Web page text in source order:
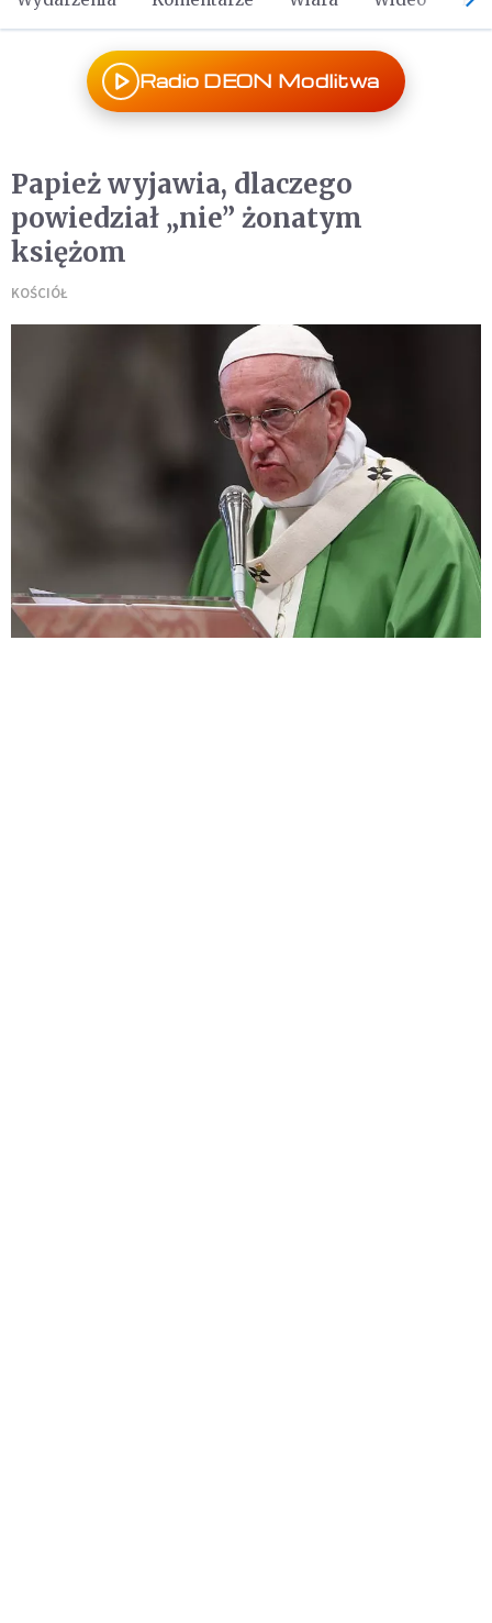
Radio DEON Modlitwa
Papież wyjawia, dlaczego
powiedział „nie” żonatym
księżom
KOŚCIÓŁ